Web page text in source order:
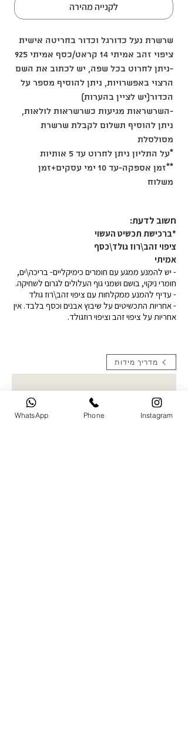
לקנייה מהירה
שרשרת נעל כדורגל וכדור בחריטה אישית
ציפוי זהב אמיתי 14 קראט/כסף אמיתי 925
-ניתן לחרוט בכל שפה, יש לכתוב את השם
הרצוי באפשרויות, ניתן להוסיף מספר על
הכדור(יש לציין בהערות)
-השרשראות מגיעות כשרשראות לולאות,
ניתן להוסיף תשלום לקבלת שרשרת
מסולסלת
*על התליון ניתן לחרוט עד 5 אותיות
**זמן אספקה-עד 10 ימי עסקים+זמן
משלוח
חשוב לדעת:​
*ברכישת תכשיט העשוי
ציפוי זהב\רוז גולד\כסף
אמיתי
- יש להמנע ממגע עם חומרים כימיקליים- בריכה\ים,
חומרי ניקוי, בושם ושמני גוף העלולים לגרום לשחיקה.
- עדיף להמנע ממקלחות עם ציפוי זהב\רוז גולד
- אחריות התכשיטים על שיבוץ אבנים וכסף בלבד. אין
אחריות על ציפוי זהב וציפוי רוזגולד.
מדריך מידות
*יש להתייחס רק בהזמנת תכשיטי
תמונה העלאת תמונות- קולקציית
חריטות תמונה בחרו תמונה ברורהWhatsApp Phone Instagram